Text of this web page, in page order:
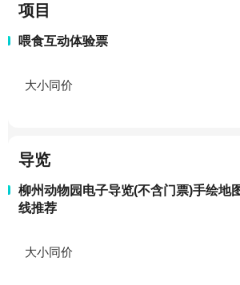
项目
喂食互动体验票
大小同价
导览
柳州动物园电子导览(不含门票)手绘地
线推荐
大小同价